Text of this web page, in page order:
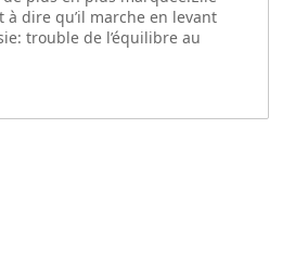
à dire qu’il marche en levant
trouble de l’équilibre au